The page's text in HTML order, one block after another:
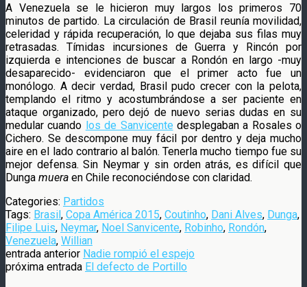
A Venezuela se le hicieron muy largos los primeros 70
minutos de partido. La circulación de Brasil reunía movilidad,
celeridad y rápida recuperación, lo que dejaba sus filas muy
retrasadas. Tímidas incursiones de Guerra y Rincón por
izquierda e intenciones de buscar a Rondón en largo -muy
desaparecido- evidenciaron que el primer acto fue un
monólogo. A decir verdad, Brasil pudo crecer con la pelota,
templando el ritmo y acostumbrándose a ser paciente en
ataque organizado, pero dejó de nuevo serias dudas en su
medular cuando los de Sanvicente desplegaban a Rosales o
Cichero. Se descompone muy fácil por dentro y deja mucho
aire en el lado contrario al balón. Tenerla mucho tiempo fue su
mejor defensa. Sin Neymar y sin orden atrás, es difícil que
Dunga muera en Chile reconociéndose con claridad.
Categories: Partidos
Tags: Brasil, Copa América 2015, Coutinho, Dani Alves, Dunga,
Filipe Luis, Neymar, Noel Sanvicente, Robinho, Rondón,
Venezuela, Willian
entrada anterior Nadie rompió el espejo
próxima entrada El defecto de Portillo